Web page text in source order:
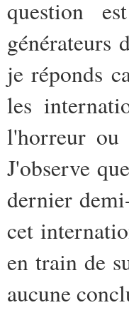
question
générateurs
je réponds
les
l'horreur
J'observe
dernier
cet
en train de
aucune